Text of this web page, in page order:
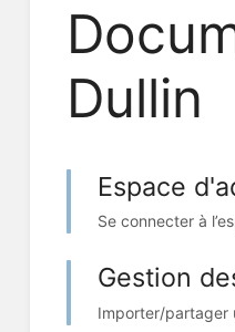
Dullin
Espace
Se connecter à
Gestion
Importer/partager